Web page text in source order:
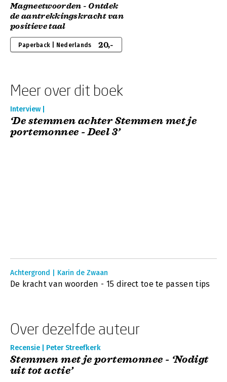
Magneetwoorden - Ontdek
de aantrekkingskracht van
positieve taal
Paperback | Nederlands 20,-
Meer over dit boek
Interview |
‘De stemmen achter Stemmen met je
portemonnee - Deel 3’
Achtergrond | Karin de Zwaan
De kracht van woorden - 15 direct toe te passen tips
Over dezelfde auteur
Recensie | Peter Streefkerk
Stemmen met je portemonnee - ‘Nodigt
uit tot actie’